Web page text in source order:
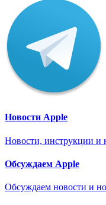
Новости Apple
Новости, инструкции и
Обсуждаем Apple
Обсуждаем новости и